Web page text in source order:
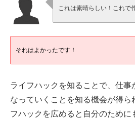
これは素晴らしい！これで
それはよかったです！
ライフハックを知ることで、仕事
なっていくことを知る機会が得ら
フハックを広めると自分のため